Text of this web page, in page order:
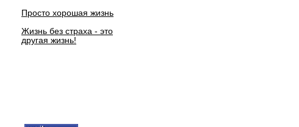
Просто хорошая жизнь
Жизнь без страха - это
другая жизнь!